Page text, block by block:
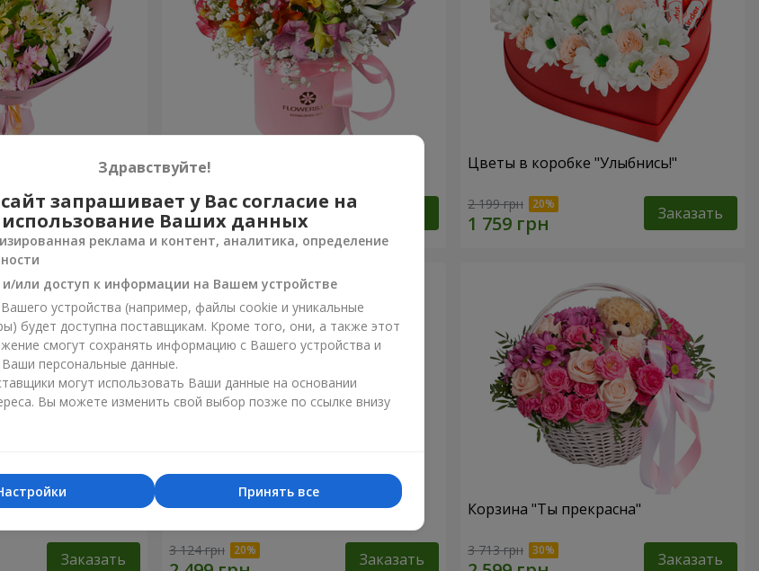
настроение"
Заказать
Цветы в коробке "Яркая фантазия"
2 305 грн
Цветы в коробке "Улыбнись!"
2 199 грн Заказать
бал"
Заказать
Корзина "Влюбленный сад"
3 124 грн Заказать
Корзина "Ты прекрасна"
3 713 грн Заказать
Здравствуйте!
запрашивает у Вас согласие на
использование Ваших данных
реклама и контент, аналитика, определение
и/или доступ к информации на Вашем устройстве
устройства (например, файлы cookie и уникальные
будет доступна поставщикам. Кроме того, они, а также этот
смогут сохранять информацию с Вашего устройства и
персональные данные.
могут использовать Ваши данные на основании
Вы можете изменить свой выбор позже по ссылке внизу
Принять все